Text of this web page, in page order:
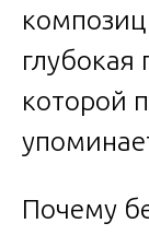
глубокая
которой
Почему